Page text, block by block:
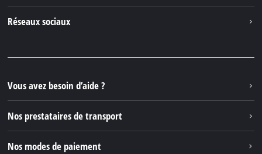
Einhell Germany AG
Réseaux sociaux
Instagram
TikTok
Pinterest
Vous avez besoin d’aide ?
Nos prestataires de transport
Nos modes de paiement